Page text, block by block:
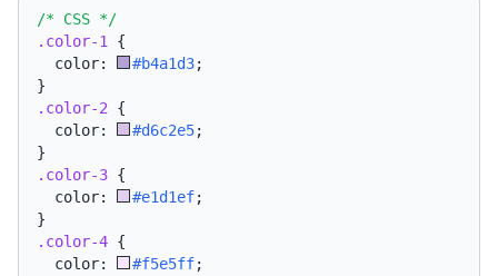
/* CSS */
.color-1
{
  color:
#b4a1d3;
}
.color-2 {
  color:
#d6c2e5;
}
.color-3 {
  color:
#e1d1ef;
}
.color-4 {
  color:
#f5e5ff;